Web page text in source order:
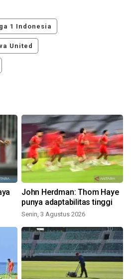
1 Indonesia
United
John Herdman: Thom Haye
punya adaptabilitas tinggi
Senin, 3 Agustus 2026